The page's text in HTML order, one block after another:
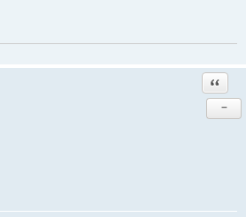
−